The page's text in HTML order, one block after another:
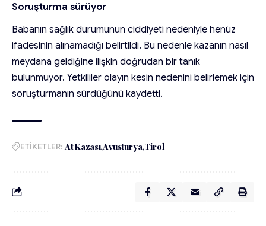
Soruşturma sürüyor
Babanın sağlık durumunun ciddiyeti nedeniyle henüz
ifadesinin alınamadığı belirtildi. Bu nedenle kazanın nasıl
meydana geldiğine ilişkin doğrudan bir tanık
bulunmuyor. Yetkililer olayın kesin nedenini belirlemek için
soruşturmanın sürdüğünü kaydetti.
ETİKETLER: At Kazası Avusturya Tirol